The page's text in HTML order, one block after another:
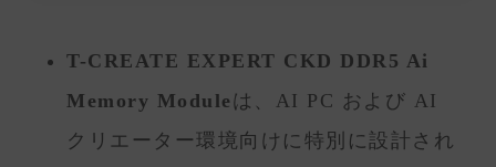
T-CREATE EXPERT CKD DDR5 Ai
Memory Module は、AI PC および AI
クリエーター環境向けに特別に設計され